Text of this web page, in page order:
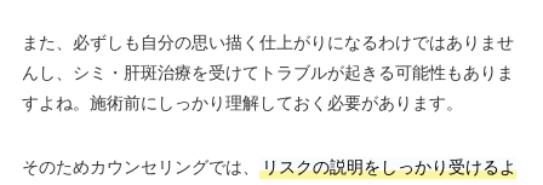
また、必ずしも自分の思い描く仕上がりになるわけではありませ
んし、シミ・肝斑治療を受けてトラブルが起きる可能性もありま
すよね。施術前にしっかり理解しておく必要があります。
そのためカウンセリングでは、
リスクの説明をしっかり受けるよ